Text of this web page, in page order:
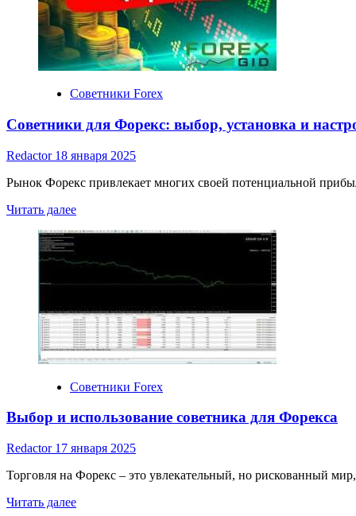
Форекс
Советники Forex
Советники для Форекс: выбор, установка и
Redactor 18 января 2025
Рынок Форекс привлекает многих своей потенциальной
Читать далееПрочитать
о
для
установка
и
настройка
Советники Forex
Выбор и использование советника для Форекса
Redactor 17 января 2025
Торговля на Форекс – это увлекательный, но рискованный
Читать далееПрочитать